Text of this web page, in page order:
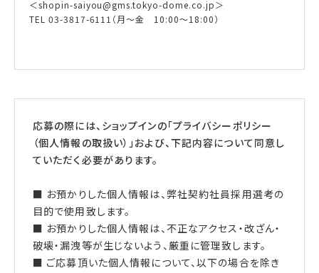
＜shopin-saiyou@gms.tokyo-dome.co.jp＞
TEL 03-3817-6111（月～金 10:00～18:00）
応募の際には、ショップインの「プライバシーポリシー
（個人情報の取扱い）」および、下記内容について同意し
ていただく必要があります。
■ お預かりした個人情報は、弊社契約社員採用選考の
目的で使用致します。
■ お預かりした個人情報は、不正なアクセス・改ざん・
破壊・漏洩等が生じないよう、厳重に管理致します。
■ ご応募頂いた個人情報について、以下の場合を除き